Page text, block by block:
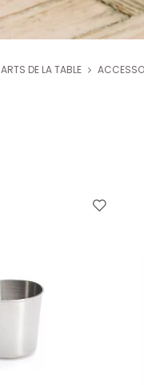
ARTS DE LA TABLE